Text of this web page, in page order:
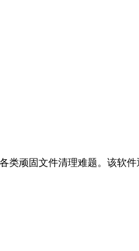
类顽固文件清理难题。该软